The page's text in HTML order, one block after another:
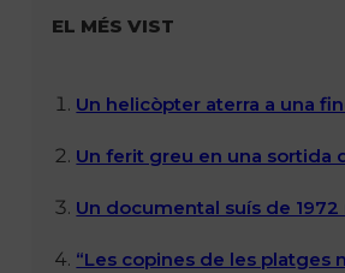
EL MÉS VIST
Un helicòpter aterra a una
Un ferit greu en una sortida
Un documental suís de
“Les copines de les platges